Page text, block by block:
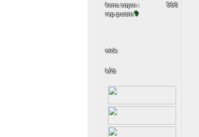
konu sayısı :
560
rep puanı:9
nick:
k/d: